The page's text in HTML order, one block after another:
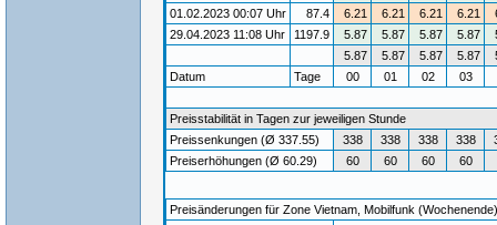
01.02.2023 00:07 Uhr
87.4 6.21 6.21 6.21 6.21
29.04.2023 11:08 Uhr
1197.9 5.87 5.87 5.87 5.87
5.87
5.87 5.87 5.87
Datum
Tage 00 01 02 03
Preisstabilität in Tagen zur jeweiligen Stunde
Preissenkungen (Ø 337.55)
338 338 338 338
Preiserhöhungen (Ø 60.29)
60 60 60 60
Preisänderungen für Zone Vietnam, Mobilfunk